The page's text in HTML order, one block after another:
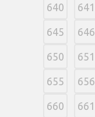
640 641
645 646
650 651
655 656
660 661